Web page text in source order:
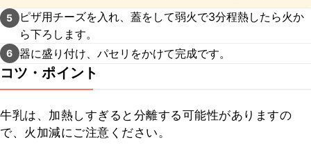
時間にご注意くださいね。
5
ピザ用チーズを入れ、蓋をして弱火で3分程熱したら火か
ら下ろします。
6 器に盛り付け、パセリをかけて完成です。
コツ・ポイント
牛乳は、加熱しすぎると分離する可能性がありますの
で、火加減にご注意ください。